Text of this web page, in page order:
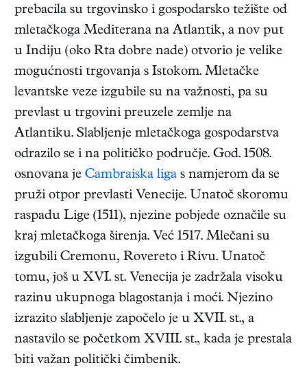
prebacila su trgovinsko i gospodarsko težište od
mletačkoga Mediterana na Atlantik, a nov put
u Indiju (oko Rta dobre nade) otvorio je velike
mogućnosti trgovanja s Istokom. Mletačke
levantske veze izgubile su na važnosti, pa su
prevlast u trgovini preuzele zemlje na
Atlantiku. Slabljenje mletačkoga gospodarstva
odrazilo se i na političko područje. God. 1508.
osnovana je Cambraiska liga s namjerom da se
pruži otpor prevlasti Venecije. Unatoč skoromu
raspadu Lige (1511), njezine pobjede označile su
kraj mletačkoga širenja. Već 1517. Mlečani su
izgubili Cremonu, Rovereto i Rivu. Unatoč
tomu, još u XVI. st. Venecija je zadržala visoku
razinu ukupnoga blagostanja i moći. Njezino
izrazito slabljenje započelo je u XVII. st., a
nastavilo se početkom XVIII. st., kada je prestala
biti važan politički čimbenik.